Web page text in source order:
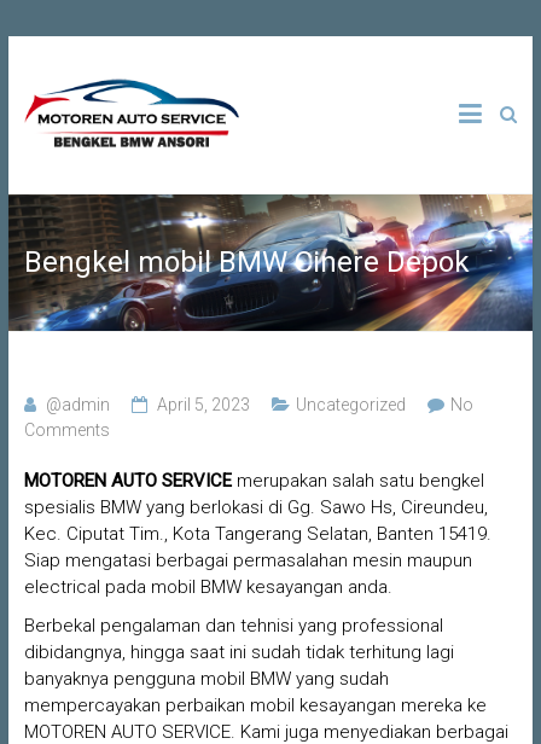
content
Motoren
Auto
Service
Bengkel
Spesialis
BMW di
Jakarta |
| Depok |
Bogor |
Bekasi
Bengkel mobil BMW Cinere Depok
@admin April 5, 2023 Uncategorized
No
Comments
MOTOREN AUTO SERVICEmerupakan salah satu bengkel
spesialis BMW yang berlokasi di Gg. Sawo Hs, Cireundeu,
Kec. Ciputat Tim., Kota Tangerang Selatan, Banten 15419.
Siap mengatasi berbagai permasalahan mesin maupun
electrical pada mobil BMW kesayangan anda.
Berbekal pengalaman dan tehnisi yang professional
dibidangnya, hingga saat ini sudah tidak terhitung lagi
banyaknya pengguna mobil BMW yang sudah
mempercayakan perbaikan mobil kesayangan mereka ke
MOTOREN AUTO SERVICE. Kami juga menyediakan berbagai